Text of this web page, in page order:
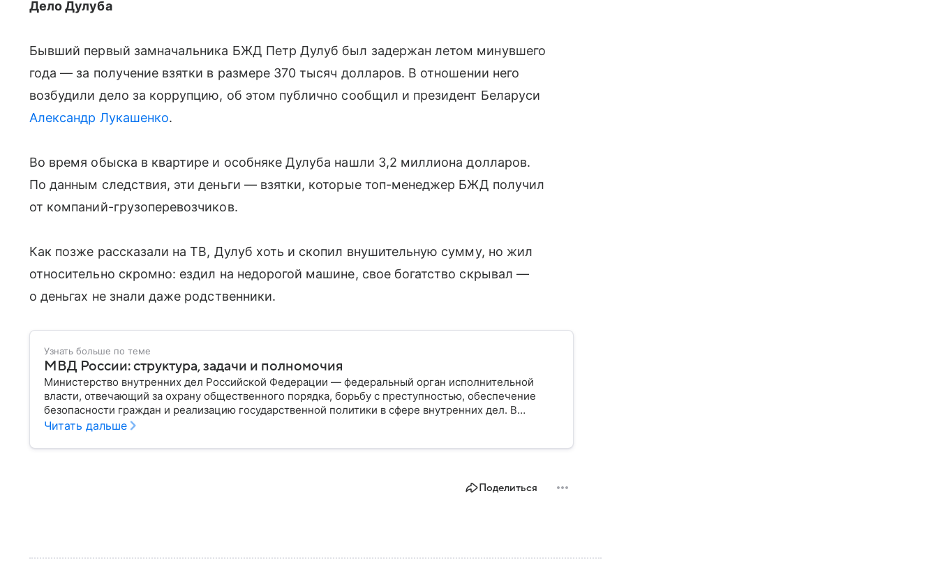
Дело Дулуба
Бывший первый замначальника БЖД Петр Дулуб был задержан летом минувшего
года — за получение взятки в размере 370 тысяч долларов. В отношении него
возбудили дело за коррупцию, об этом публично сообщил и президент Беларуси
Александр Лукашенко.
Во время обыска в квартире и особняке Дулуба нашли 3,2 миллиона долларов.
По данным следствия, эти деньги — взятки, которые топ-менеджер БЖД получил
от компаний-грузоперевозчиков.
Как позже рассказали на ТВ, Дулуб хоть и скопил внушительную сумму, но жил
относительно скромно: ездил на недорогой машине, свое богатство скрывал —
о деньгах не знали даже родственники.
Узнать больше по теме
МВД России: структура, задачи и полномочия
Министерство внутренних дел Российской Федерации — федеральный орган исполнительной
власти, отвечающий за охрану общественного порядка, борьбу с преступностью, обеспечение
безопасности граждан и реализацию государственной политики в сфере внутренних дел. В
материале рассказываем, чем занимается МВД России, какие задачи выполняет министерство, как
Читать дальше
Поделиться